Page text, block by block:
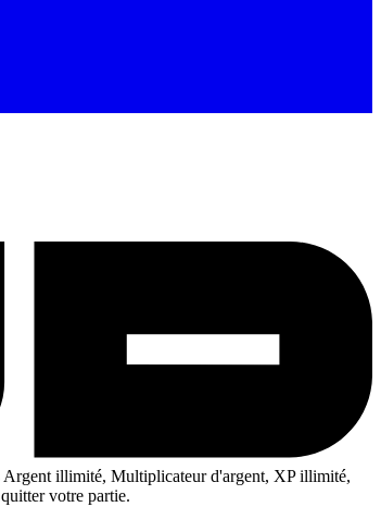
Argent illimité, Multiplicateur d'argent, XP illimité,
votre partie.